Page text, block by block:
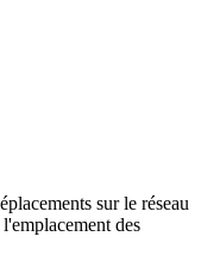
sur le réseau
des